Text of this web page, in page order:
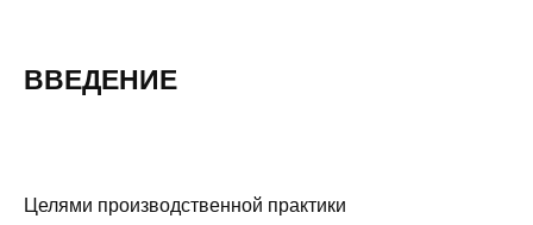
ВВЕДЕНИЕ
Целями производственной практики